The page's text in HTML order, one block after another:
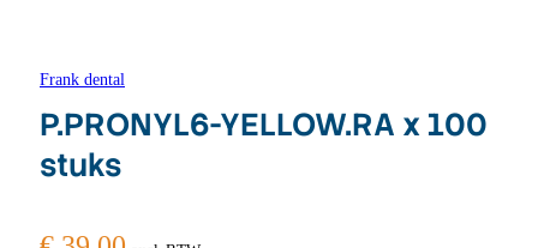
Frank dental
P.PRONYL6-YELLOW.RA x 100
stuks